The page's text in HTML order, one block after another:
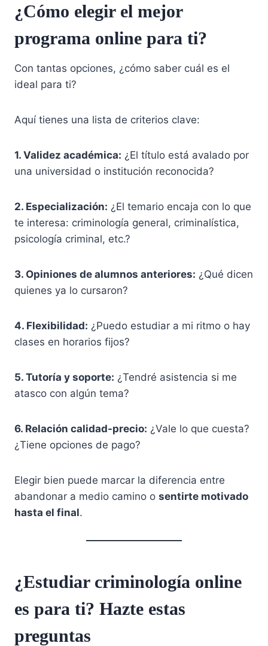
¿Cómo elegir el mejor
programa online para ti?
Con tantas opciones, ¿cómo saber cuál es el
ideal para ti?
Aquí tienes una lista de criterios clave:
1. Validez académica: ¿El título está avalado por
una universidad o institución reconocida?
2. Especialización: ¿El temario encaja con lo que
te interesa: criminología general, criminalística,
psicología criminal, etc.?
3. Opiniones de alumnos anteriores: ¿Qué dicen
quienes ya lo cursaron?
4. Flexibilidad: ¿Puedo estudiar a mi ritmo o hay
clases en horarios fijos?
5. Tutoría y soporte: ¿Tendré asistencia si me
atasco con algún tema?
6. Relación calidad-precio: ¿Vale lo que cuesta?
¿Tiene opciones de pago?
Elegir bien puede marcar la diferencia entre
abandonar a medio camino o sentirte motivado
hasta el final.
¿Estudiar criminología online
es para ti? Hazte estas
preguntas